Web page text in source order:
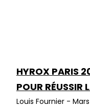
HYROX PARIS
POUR RÉUSSIR
Louis Fournier